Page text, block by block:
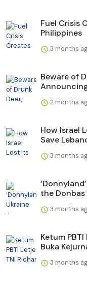
Fuel Crisis
Philippines
3 months
Beware of
2 months
How Israel
Save
3 months
the Donbas
3 months
Ketum
Buka
3 months